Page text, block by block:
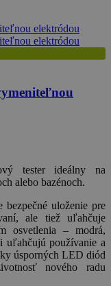
tester ideálny na
alebo bazénoch.
bezpečné uloženie pre
ale tiež uľahčuje
osvetlenia – modrá,
uľahčujú používanie a
úsporných LED diód
nového radu